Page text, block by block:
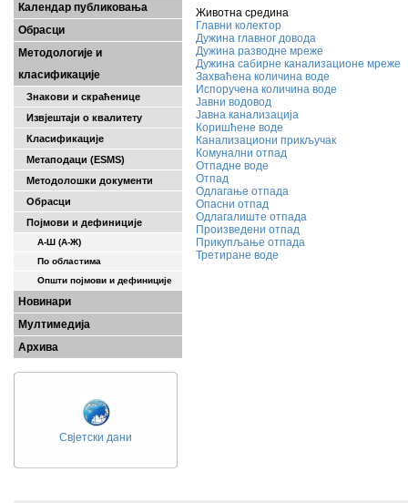
Календар публиковања
Обрасци
Методологије и
класификације
Знакови и скраћенице
Извјештаји о квалитету
Класификације
Метаподаци (ESMS)
Методолошки документи
Обрасци
Појмови и дефиниције
А-Ш (A-Ж)
По областима
Општи појмови и дефиниције
Новинари
Мултимедија
Архива
Свјетски дани
Животна средина
Главни колектор
Дужина главног довода
Дужина разводне мреже
Дужина сабирне канализационе мреже
Захваћена количина воде
Испоручена количина воде
Јавни водовод
Јавна канализација
Коришћене воде
Канализациони прикључак
Комунални отпад
Отпадне воде
Отпад
Одлагање отпада
Опасни отпад
Одлагалиште отпада
Произведени отпад
Прикупљање отпада
Третиране воде